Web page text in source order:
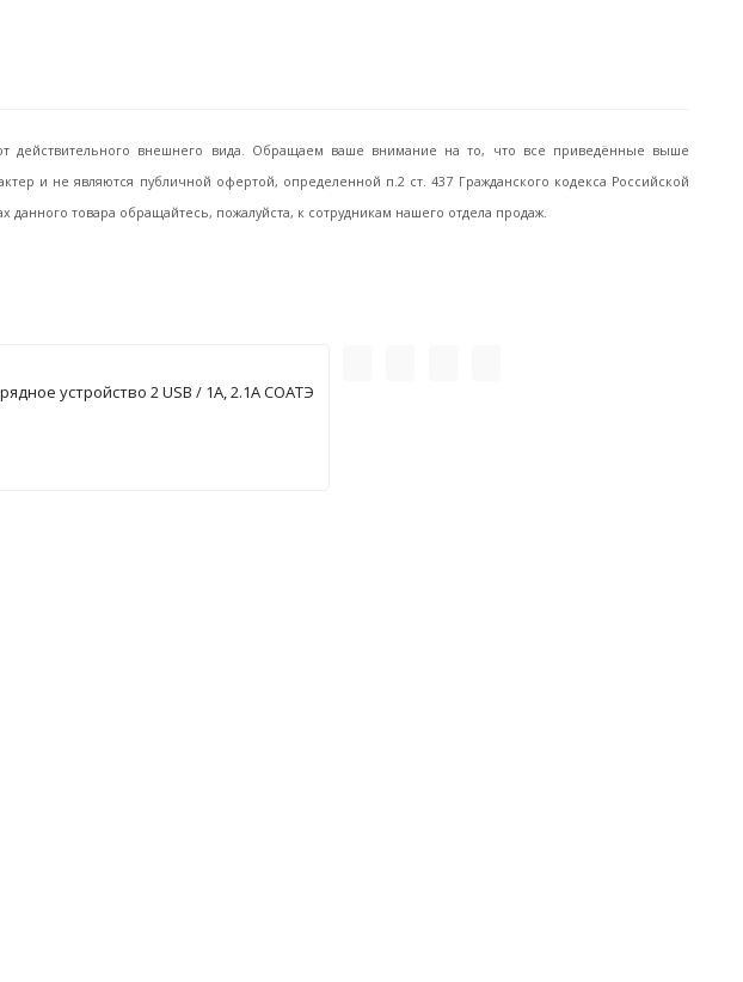
действительного внешнего вида. Обращаем ваше внимание на то, что все приведённые выше
и не являются публичной офертой, определенной п.2 ст. 437 Гражданского кодекса Российской
товара обращайтесь, пожалуйста, к сотрудникам нашего отдела продаж.
устройство 2 USB / 1А, 2.1А СОАТЭ